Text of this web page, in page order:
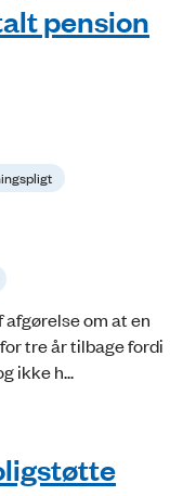
pension
om at en
tre år tilbage fordi
ikke h...